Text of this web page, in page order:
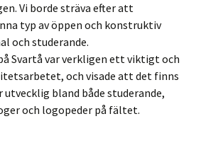
Vi borde sträva efter att
typ av öppen och konstruktiv
och studerande.
Svartå var verkligen ett viktigt och
och visade att det finns
bland både studerande,
och logopeder på fältet.